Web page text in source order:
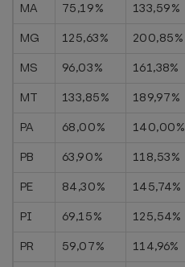
MA
75,19% 133,59%
MG
125,63% 200,85%
MS
96,03% 161,38%
MT
133,85% 189,97%
PA
68,00% 140,00%
PB
63,90% 118,53%
PE
84,30% 145,74%
PI
69,15% 125,54%
PR
59,07% 114,96%